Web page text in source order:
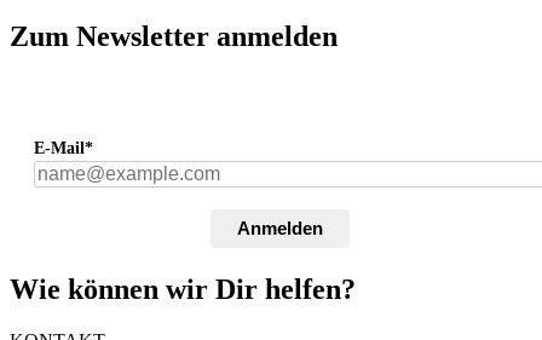
Zum Newsletter anmelden
E-Mail*
Anmelden
Wie können wir Dir helfen?